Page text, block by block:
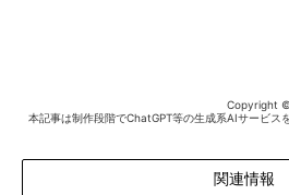
Copyright ©
本記事は制作段階でChatGPT等の生成系AIサービス
関連情報